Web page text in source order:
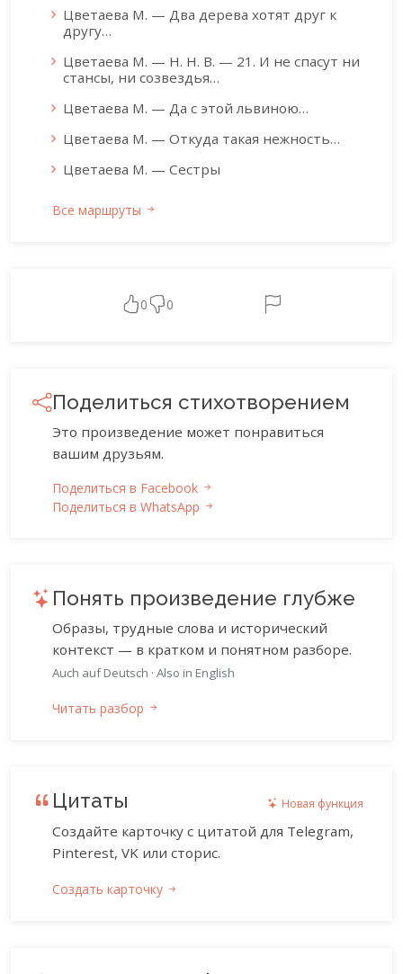
Цветаева М. — Два дерева хотят друг к
другу…
Цветаева М. — Н. Н. В. — 21. И не спасут ни
стансы, ни созвездья…
Цветаева М. — Да с этой львиною…
Цветаева М. — Откуда такая нежность…
Цветаева М. — Сестры
Все маршруты
0 0
Поделиться стихотворением
Это произведение может понравиться
вашим друзьям.
Поделиться в Facebook
Поделиться в WhatsApp
Понять произведение глубже
Образы, трудные слова и исторический
контекст — в кратком и понятном разборе.
Auch auf Deutsch · Also in English
Читать разбор
Цитаты Новая функция
Создайте карточку с цитатой для Telegram,
Pinterest, VK или сторис.
Создать карточку